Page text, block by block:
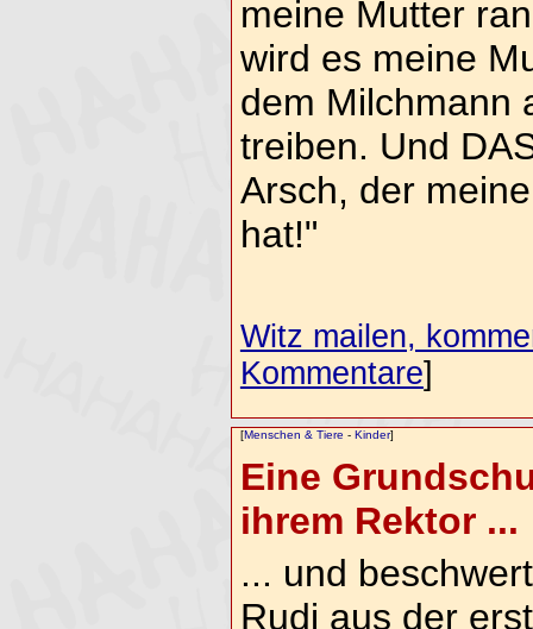
meine Mutter
wird es meine
dem Milchmann
treiben. Und
Arsch, der
hat!"
Witz mailen,
Kommentare]
[Menschen & Tiere - Kinder]
Eine
ihrem Rektor ...
... und
Rudi aus der